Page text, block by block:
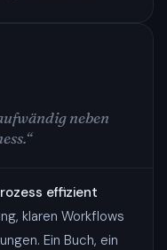
neben
effizient
klaren Workflows
Ein Buch, ein